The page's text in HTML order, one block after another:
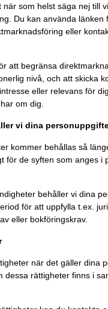
när som helst säga nej till
Du kan använda länken
eller
att begränsa
nivå, och att skicka
eller relevans för
om dig.
vi dina
kommer behållas så
för de syften som anges i
behåller vi dina
för att uppfylla t.ex.
eller bokföringskrav.
när det gäller dina
dessa rättigheter finns i